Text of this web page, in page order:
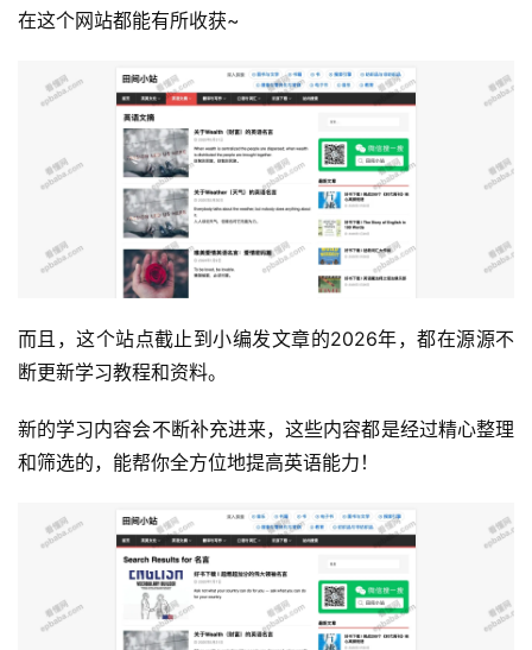
运
营
产
品
在这个网站都能有所收获~
而且，这个站点截止到小编发文章的2026年，都在源源不
断更新学习教程和资料。
新的学习内容会不断补充进来，这些内容都是经过精心整理
和筛选的，能帮你全方位地提高英语能力！